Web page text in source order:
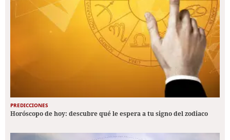
PREDICCIONES
Horóscopo de hoy: descubre qué le espera a tu signo del zodiaco